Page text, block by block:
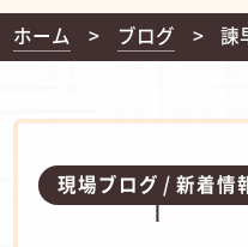
ホーム ブログ 諫
現場ブログ 新着情